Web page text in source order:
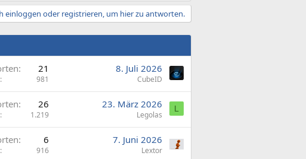
einloggen oder registrieren, um hier zu antworten.
21
981
8. Juli 2026
CubeID
26
1.219
23. März 2026
Legolas
L
6
916
7. Juni 2026
Lextor